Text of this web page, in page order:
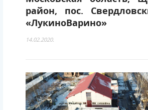
район, пос.
«ЛукиноВарино»
14.02.2020.